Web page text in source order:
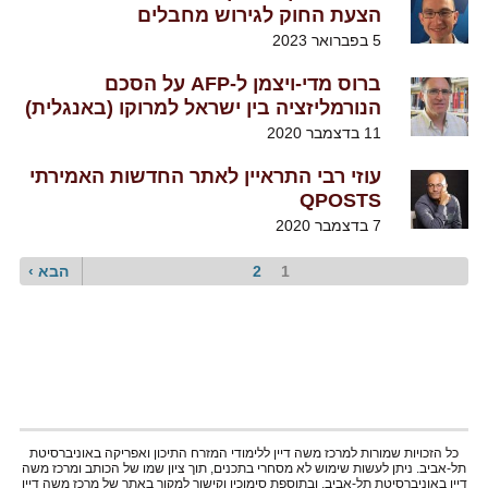
הצעת החוק לגירוש מחבלים
5 בפברואר 2023
ברוס מדי-ויצמן ל-AFP על הסכם
הנורמליזציה בין ישראל למרוקו (באנגלית)
11 בדצמבר 2020
עוזי רבי התראיין לאתר החדשות האמירתי
QPOSTS
7 בדצמבר 2020
דפדוף
דף
נוכחי
1
Page
2
הדף
הבא
הבא ›
כל הזכויות שמורות למרכז משה דיין ללימודי המזרח התיכון ואפריקה באוניברסיטת
תל-אביב. ניתן לעשות שימוש לא מסחרי בתכנים, תוך ציון שמו של הכותב ומרכז משה
דיין באוניברסיטת תל-אביב, ובתוספת סימוכין וקישור למקור באתר של מרכז משה דיין